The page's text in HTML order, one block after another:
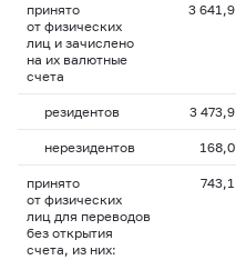
принято
от физических
лиц и зачислено
на их валютные
счета
3 641,9
резидентов 3 473,9
нерезидентов 168,0
принято
от физических
лиц для переводов
без открытия
счета, из них:
743,1